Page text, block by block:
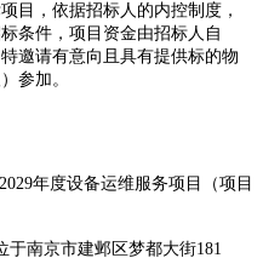
目，依据招标人的内控制度，
条件，项目资金由招标人自
特邀请有意向且具有提供标的物
参加。
年度设备运维服务项目
（项目
于南京市建邺区梦都大街181